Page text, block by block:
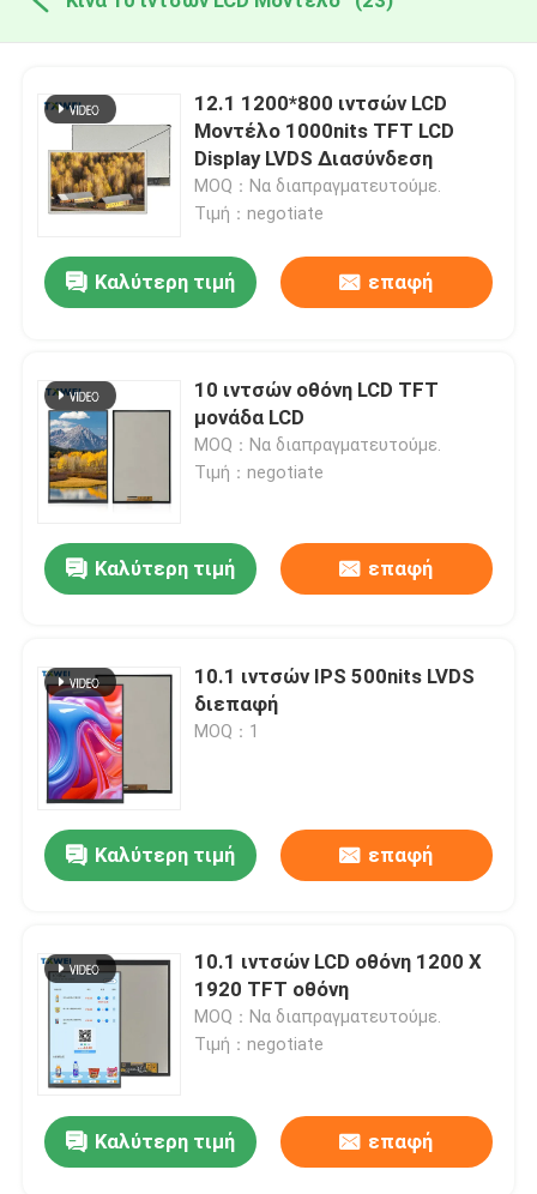
12.1 1200*800 ιντσών LCD
Μοντέλο 1000nits TFT LCD
Display LVDS Διασύνδεση
MOQ：Να διαπραγματευτούμε.
Τιμή：negotiate
Καλύτερη τιμή επαφή
10 ιντσών οθόνη LCD TFT
μονάδα LCD
MOQ：Να διαπραγματευτούμε.
Τιμή：negotiate
Καλύτερη τιμή επαφή
10.1 ιντσών IPS 500nits LVDS
διεπαφή
MOQ：1
Καλύτερη τιμή επαφή
10.1 ιντσών LCD οθόνη 1200 X
1920 TFT οθόνη
MOQ：Να διαπραγματευτούμε.
Τιμή：negotiate
Καλύτερη τιμή επαφή